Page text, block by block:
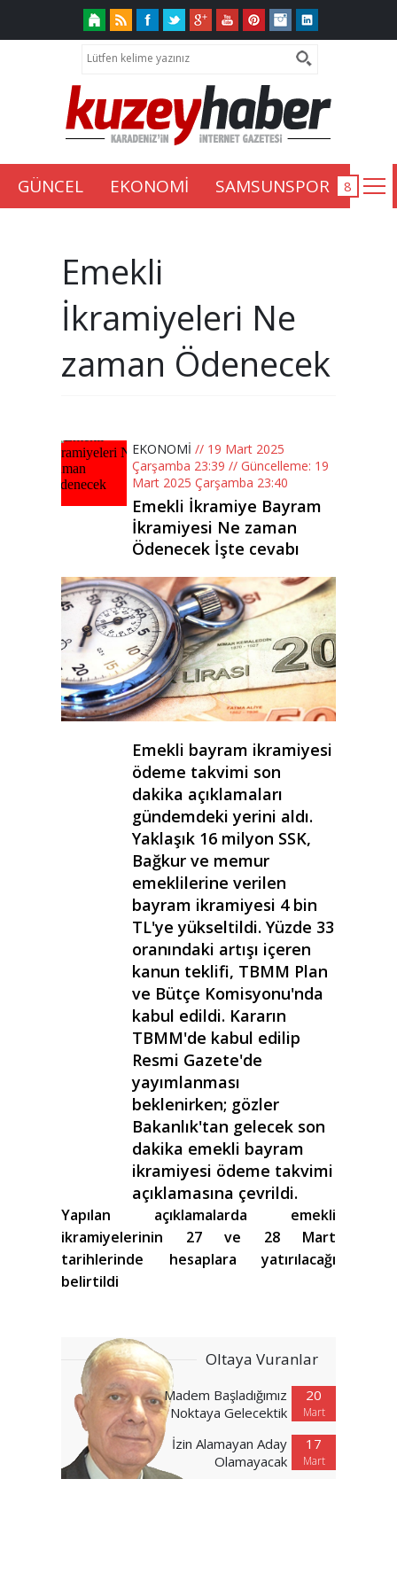
GÜNCEL EKONOMİ SAMSUNSPOR
Emekli
İkramiyeleri Ne
zaman Ödenecek
EKONOMİ // 19 Mart 2025
Çarşamba 23:39 // Güncelleme: 19
Mart 2025 Çarşamba 23:40
Emekli İkramiye Bayram
İkramiyesi Ne zaman
Ödenecek İşte cevabı
Emekli bayram ikramiyesi
ödeme takvimi son
dakika açıklamaları
gündemdeki yerini aldı.
Yaklaşık 16 milyon SSK,
Bağkur ve memur
emeklilerine verilen
bayram ikramiyesi 4 bin
TL'ye yükseltildi. Yüzde 33
oranındaki artışı içeren
kanun teklifi, TBMM Plan
ve Bütçe Komisyonu'nda
kabul edildi. Kararın
TBMM'de kabul edilip
Resmi Gazete'de
yayımlanması
beklenirken; gözler
Bakanlık'tan gelecek son
dakika emekli bayram
ikramiyesi ödeme takvimi
açıklamasına çevrildi.
Yapılan açıklamalarda emekli
ikramiyelerinin 27 ve 28 Mart
tarihlerinde hesaplara yatırılacağı
belirtildi
Oltaya Vuranlar
20
Mart
Madem Başladığımız
Noktaya Gelecektik
17
Mart
İzin Alamayan Aday
Olamayacak